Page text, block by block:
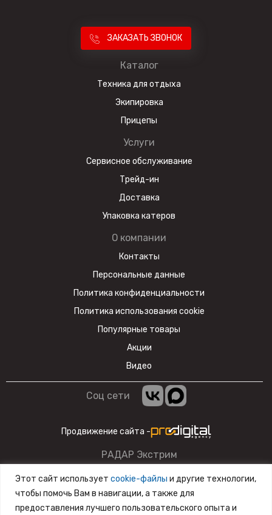
ЗАКАЗАТЬ ЗВОНОК
Каталог
Техника для отдыха
Экипировка
Прицепы
Услуги
Сервисное обслуживание
Трейд-ин
Доставка
Упаковка катеров
О компании
Контакты
Персональные данные
Политика конфиденциальности
Политика использования cookie
Популярные товары
Акции
Видео
Соц сети
Продвижение сайта -
РАДАР Экстрим
Данный сайт несет информационный характер и ни при
каких условиях материалы и цены, размещенные на сайте,
не являются публичной офертой.
Этот сайт использует cookie-файлы и другие технологии,
чтобы помочь Вам в навигации, а также для
предоставления лучшего пользовательского опыта и